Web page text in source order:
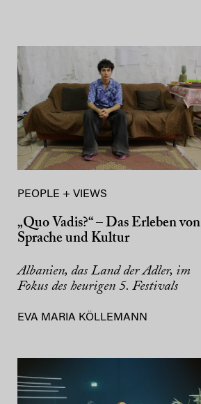
PEOPLE + VIEWS
„Quo Vadis?“ – Das Erleben von
Sprache und Kultur
Albanien, das Land der Adler, im
Fokus des heurigen 5. Festivals
EVA MARIA KÖLLEMANN